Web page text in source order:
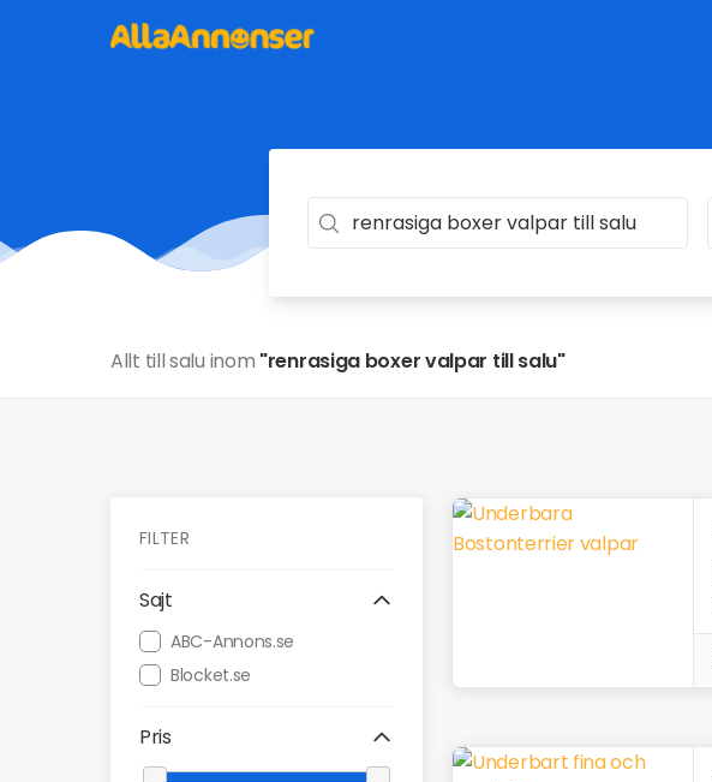
Allt till salu inom "renrasiga boxer valpar till salu"
FILTER
Sajt
ABC-Annons.se
Blocket.se
Pris